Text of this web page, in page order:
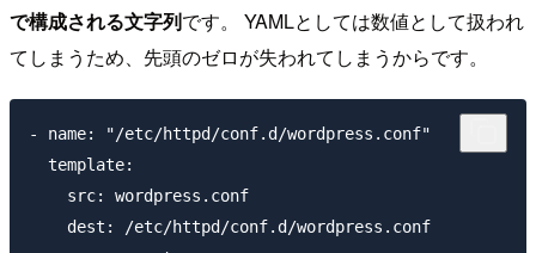
で構成される文字列です。 YAMLとしては数値として扱われ
てしまうため、先頭のゼロが失われてしまうからです。
- name: "/etc/httpd/conf.d/wordpress.conf"
  template:
    src: wordpress.conf
    dest: /etc/httpd/conf.d/wordpress.conf